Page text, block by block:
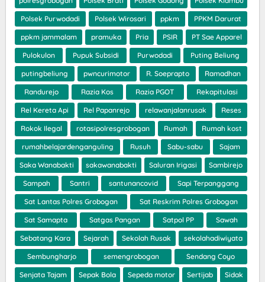
Polsek Purwodadi Polsek Wirosari ppkm PPKM Darurat
ppkm jammalam pramuka Pria PSIR PT Sae Apparel
Pulokulon Pupuk Subsidi Purwodadi Puting Beliung
putingbeliung pwncurimotor R. Soeprapto Ramadhan
Randurejo Razia Kos Razia PGOT Rekapitulasi
Rel Kereta Api Rel Papanrejo relawanjalanrusak Reses
Rokok Ilegal rotasipolresgrobogan Rumah Rumah kost
rumahbelajardenganguling Rusuh Sabu-sabu Sajam
Saka Wanabakti sakawanabakti Saluran Irigasi Sambirejo
Sampah Santri santunancovid Sapi Terpanggang
Sat Lantas Polres Grobogan Sat Reskrim Polres Grobogan
Sat Samapta Satgas Pangan Satpol PP Sawah
Sebatang Kara Sejarah Sekolah Rusak sekolahadiwiyata
Sembungharjo semengrobogan Sendang Coyo
Senjata Tajam Sepak Bola Sepeda motor Sertijab Sidak